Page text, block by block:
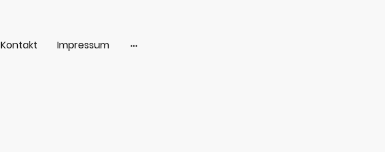
Kontakt Impressum